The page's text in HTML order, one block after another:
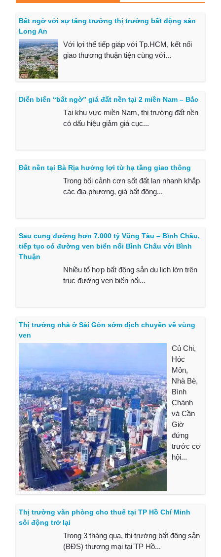
Bất ngờ với sự tăng trưởng thị trường bất động sản
Long An
Với lợi thế tiếp giáp với Tp.HCM, kết nối
giao thương thuận tiện cùng với...
Diễn biến “bất ngờ” giá đất nền tại 2 miền Nam – Bắc
Tại khu vực miền Nam, thị trường đất nền
có dấu hiệu giảm giá cục...
Đất nền tại Bà Rịa hưởng lợi từ hạ tầng giao thông
Trong bối cảnh cơn sốt đất lan nhanh khắp
các địa phương, giá bất động...
Sau cung đường hơn 7.000 tỷ Vũng Tàu – Bình Châu,
tiếp tục có đường ven biển nối Bình Châu với Bình
Thuận
Nhiều tổ hợp bất động sản du lịch lớn trên
trục đường ven biển nối...
Thị trường nhà ở Sài Gòn sớm dịch chuyển về vùng
ven
Củ Chi,
Hóc
Môn,
Nhà Bè,
Bình
Chánh
và Cần
Giờ
đứng
trước cơ
hội...
Thị trường văn phòng cho thuê tại TP Hồ Chí Minh
sôi động trở lại
Trong 3 tháng qua, thị trường bất động sản
(BĐS) thương mại tại TP Hồ...